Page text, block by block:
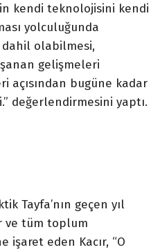
kendi teknolojisini kendi
yolculuğunda
dahil olabilmesi,
gelişmeleri
açısından bugüne kadar
değerlendirmesini yaptı.
Tayfa’nın geçen yıl
ve tüm toplum
işaret eden Kacır, “O